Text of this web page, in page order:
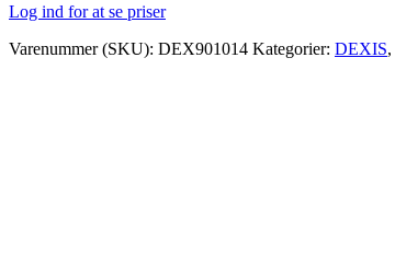
Log ind for at se priser
Varenummer (SKU): DEX901014 Kategorier: DEXIS,